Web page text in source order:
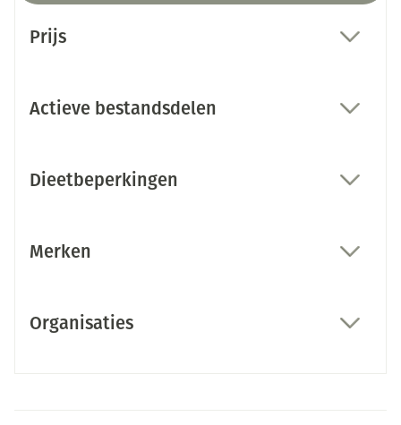
Prijs
Actieve bestandsdelen
Dieetbeperkingen
Merken
Organisaties